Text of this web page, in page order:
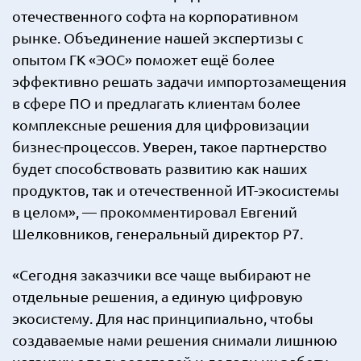
отечественного софта на корпоративном
рынке. Объединение нашей экспертизы с
опытом ГК «ЭОС» поможет ещё более
эффективно решать задачи импортозамещения
в сфере ПО и предлагать клиентам более
комплексные решения для цифровизации
бизнес-процессов. Уверен, такое партнерство
будет способствовать развитию как наших
продуктов, так и отечественной ИТ-экосистемы
в целом», — прокомментировал Евгений
Шелковников, генеральный директор Р7.
«Сегодня заказчики все чаще выбирают не
отдельные решения, а единую цифровую
экосистему. Для нас принципиально, чтобы
создаваемые нами решения снимали лишнюю